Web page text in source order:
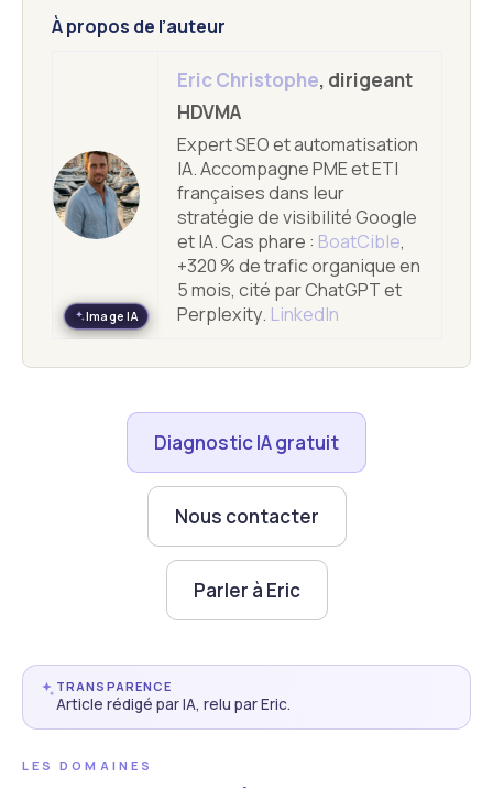
À propos de l’auteur
Image IA
Eric Christophe, dirigeant
HDVMA
Expert SEO et automatisation
IA. Accompagne PME et ETI
françaises dans leur
stratégie de visibilité Google
et IA. Cas phare : BoatCible,
+320 % de trafic organique en
5 mois, cité par ChatGPT et
Perplexity. LinkedIn
Diagnostic IA gratuit
Nous contacter
Parler à Eric
TRANSPARENCE
Article rédigé par IA, relu par Eric.
LES DOMAINES